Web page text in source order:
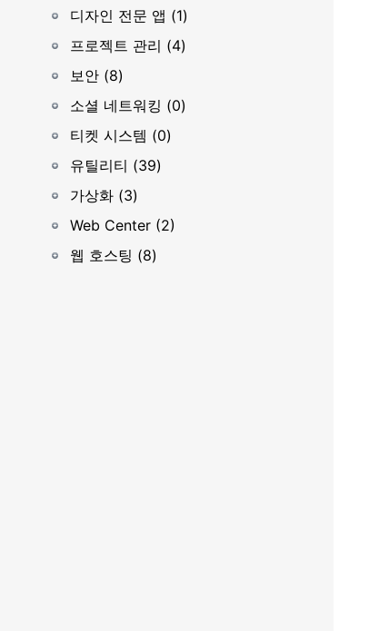
디자인 전문 앱 (1)
프로젝트 관리 (4)
보안 (8)
소셜 네트워킹 (0)
티켓 시스템 (0)
유틸리티 (39)
가상화 (3)
Web Center (2)
웹 호스팅 (8)